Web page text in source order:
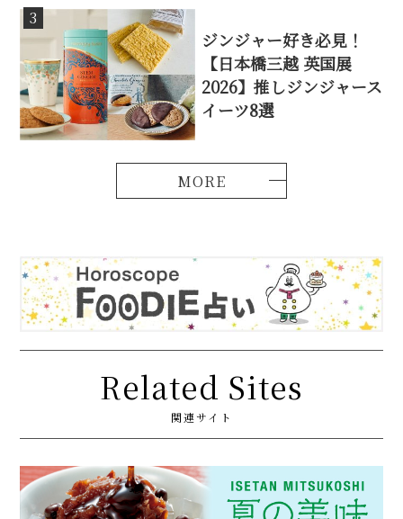
3
ジンジャー好き必見！
【日本橋三越 英国展
2026】推しジンジャース
イーツ8選
Related Sites
関連サイト